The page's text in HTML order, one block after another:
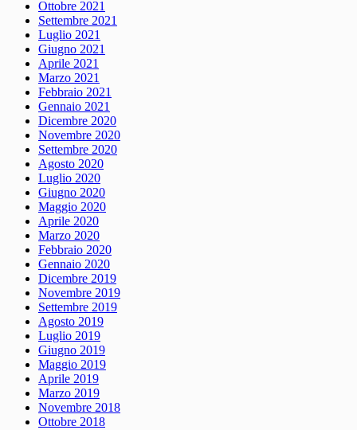
Ottobre 2021
Settembre 2021
Luglio 2021
Giugno 2021
Aprile 2021
Marzo 2021
Febbraio 2021
Gennaio 2021
Dicembre 2020
Novembre 2020
Settembre 2020
Agosto 2020
Luglio 2020
Giugno 2020
Maggio 2020
Aprile 2020
Marzo 2020
Febbraio 2020
Gennaio 2020
Dicembre 2019
Novembre 2019
Settembre 2019
Agosto 2019
Luglio 2019
Giugno 2019
Maggio 2019
Aprile 2019
Marzo 2019
Novembre 2018
Ottobre 2018